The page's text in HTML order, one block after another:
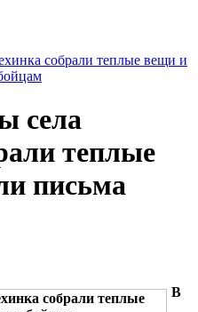
собрали теплые вещи и
села
теплые
письма
В